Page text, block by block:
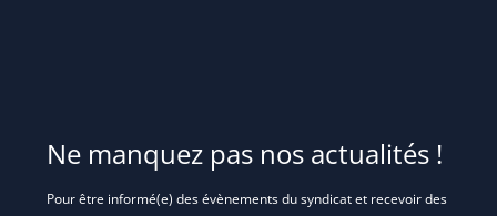
Ne manquez pas nos actualités !
Pour être informé(e) des évènements du syndicat et recevoir des